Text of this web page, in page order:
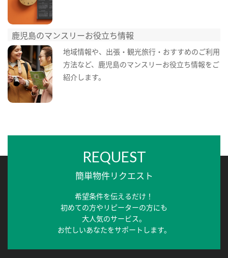
鹿児島のマンスリーお役立ち情報
地域情報や、出張・観光旅行・おすすめのご利用
方法など、鹿児島のマンスリーお役立ち情報をご
紹介します。
REQUEST
簡単物件リクエスト
希望条件を伝えるだけ！
初めての方やリピーターの方にも
大人気のサービス。
お忙しいあなたをサポートします。